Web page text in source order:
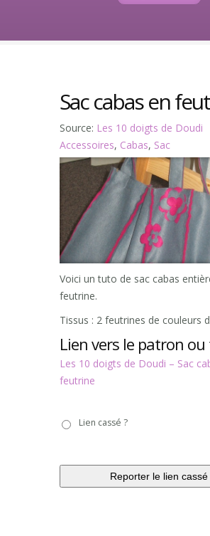
Sac cabas en
Source: Les 10 doigts de Doudi
Accessoires, Cabas, Sac
Voici un tuto de sac cabas
feutrine.
Tissus : 2 feutrines de couleurs
Lien vers le patron
Les 10 doigts de Doudi – Sac
feutrine
casséLien cassé ?